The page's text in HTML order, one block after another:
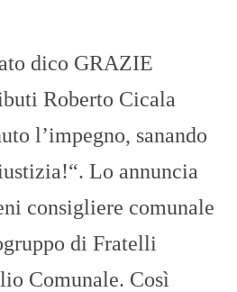
dico GRAZIE
Roberto Cicala
l’impegno, sanando
Lo annuncia
consigliere comunale
di Fratelli
Comunale. Così